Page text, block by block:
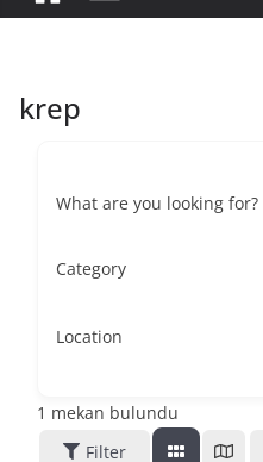
krep
What are you looking for?
Category
Location
1 mekan bulundu
Filter